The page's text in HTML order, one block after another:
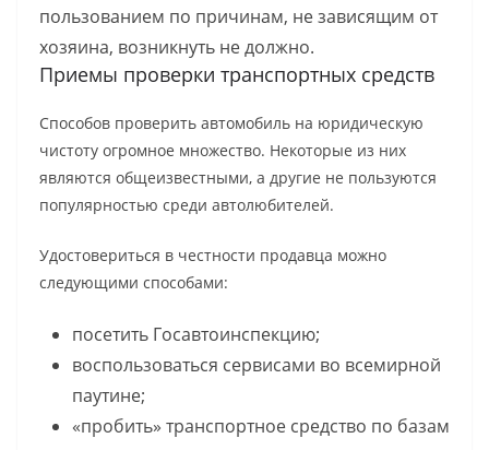
пользованием по причинам, не зависящим от
хозяина, возникнуть не должно.
Приемы проверки транспортных средств
Способов проверить автомобиль на юридическую
чистоту огромное множество. Некоторые из них
являются общеизвестными, а другие не пользуются
популярностью среди автолюбителей.
Удостовериться в честности продавца можно
следующими способами:
посетить Госавтоинспекцию;
воспользоваться сервисами во всемирной
паутине;
«пробить» транспортное средство по базам